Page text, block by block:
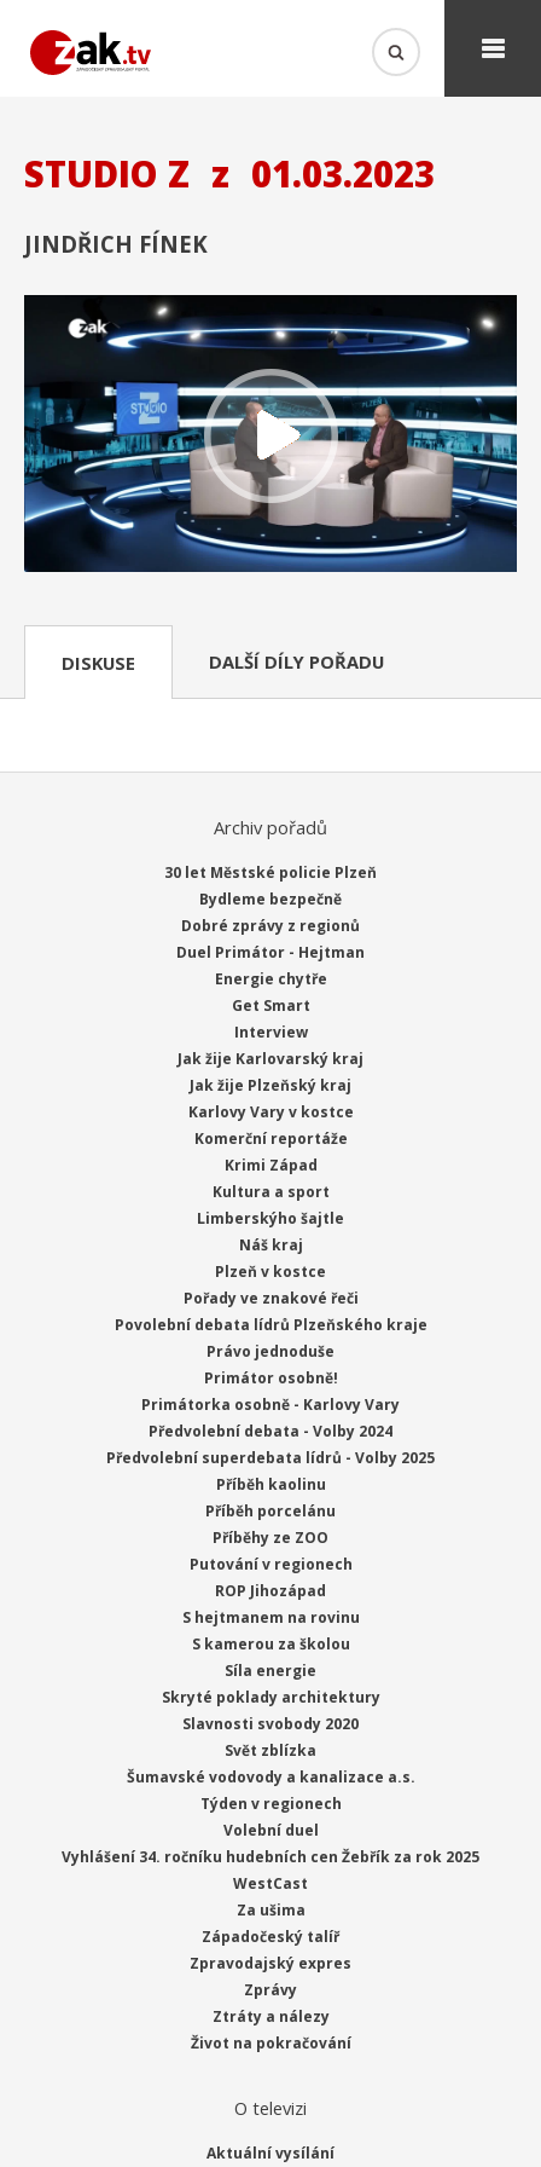
STUDIO Z z 01.03.2023
JINDŘICH FÍNEK
DISKUSE DALŠÍ DÍLY POŘADU
Archiv pořadů
30 let Městské policie Plzeň
Bydleme bezpečně
Dobré zprávy z regionů
Duel Primátor - Hejtman
Energie chytře
Get Smart
Interview
Jak žije Karlovarský kraj
Jak žije Plzeňský kraj
Karlovy Vary v kostce
Komerční reportáže
Krimi Západ
Kultura a sport
Limberskýho šajtle
Náš kraj
Plzeň v kostce
Pořady ve znakové řeči
Povolební debata lídrů Plzeňského kraje
Právo jednoduše
Primátor osobně!
Primátorka osobně - Karlovy Vary
Předvolební debata - Volby 2024
Předvolební superdebata lídrů - Volby 2025
Příběh kaolinu
Příběh porcelánu
Příběhy ze ZOO
Putování v regionech
ROP Jihozápad
S hejtmanem na rovinu
S kamerou za školou
Síla energie
Skryté poklady architektury
Slavnosti svobody 2020
Svět zblízka
Šumavské vodovody a kanalizace a.s.
Týden v regionech
Volební duel
Vyhlášení 34. ročníku hudebních cen Žebřík za rok 2025
WestCast
Za ušima
Západočeský talíř
Zpravodajský expres
Zprávy
Ztráty a nálezy
Život na pokračování
O televizi
Aktuální vysílání